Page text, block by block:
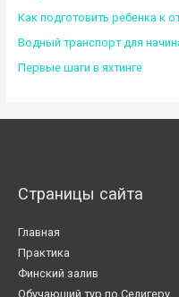
Как подготовить ребенка к
Водный транспорт для
Первые шаги в яхтинге
Страницы сайта
Главная
Практика
Финский залив
Обучающий тур по Селигеру